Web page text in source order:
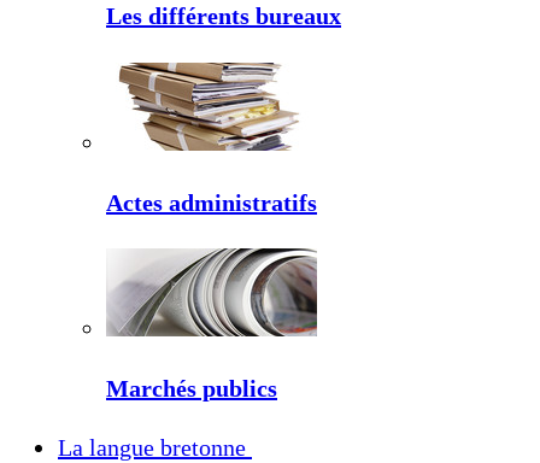
Les différents bureaux
Actes administratifs
Marchés publics
La langue bretonne